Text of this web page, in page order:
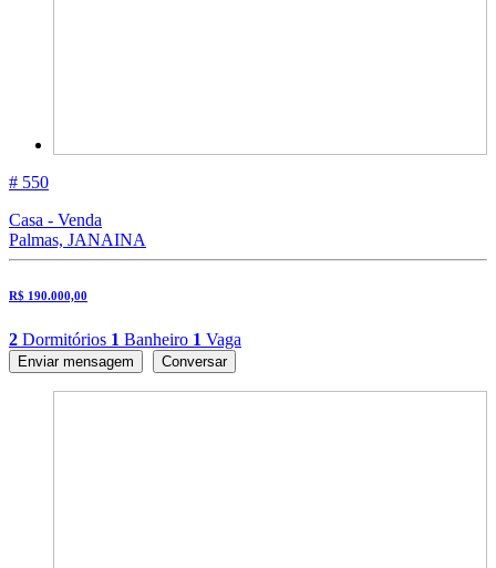
# 550
Casa - Venda
Palmas, JANAINA
R$ 190.000,00
2 Dormitórios 1 Banheiro 1 Vaga
Enviar mensagem Conversar